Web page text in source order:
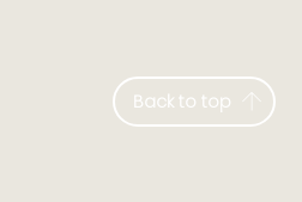
Back to top